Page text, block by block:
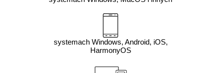
systemach Windows, Android, iOS,
HarmonyOS